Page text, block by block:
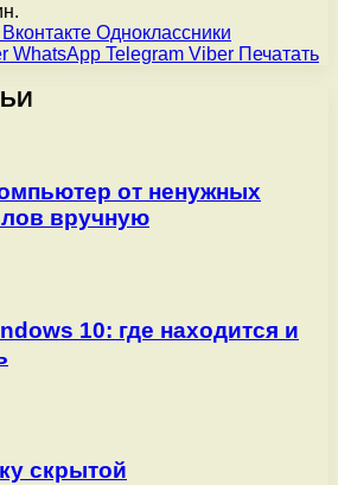
Вконтакте Одноклассники
WhatsApp Telegram Viber Печатать
от ненужных
вручную
10: где находится и
скрытой